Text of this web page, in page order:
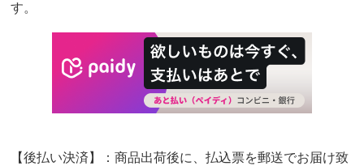
す。
【後払い決済】：商品出荷後に、払込票を郵送でお届け致